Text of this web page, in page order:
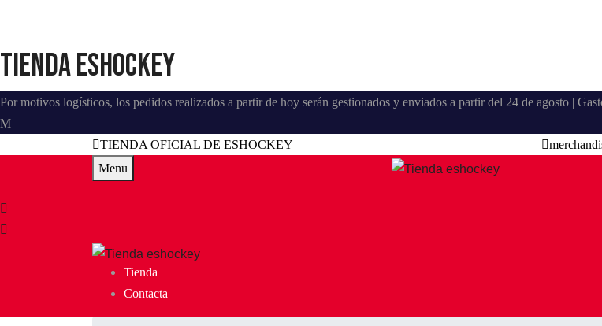
Tienda eshockey
Por motivos logísticos, los pedidos realizados a partir de hoy serán gestionados y enviados a partir del 24 de agosto |
TIENDA OFICIAL DE ESHOCKEY
Menu
Tienda
Contacta